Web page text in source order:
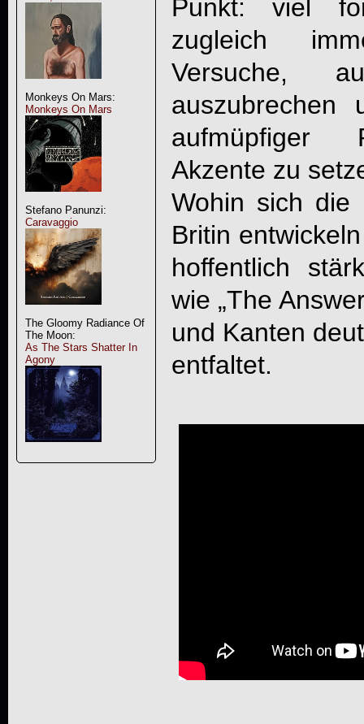
Monkeys On Mars:
Monkeys On Mars
Stefano Panunzi:
Caravaggio
The Gloomy Radiance Of
The Moon:
As The Stars Shatter In
Agony
Punkt: viel
zugleich
Versuche,
aufmüpfiger
Akzente zu
Wohin sich die
Britin
hoffentlich
wie „The
und Kanten
entfaltet.